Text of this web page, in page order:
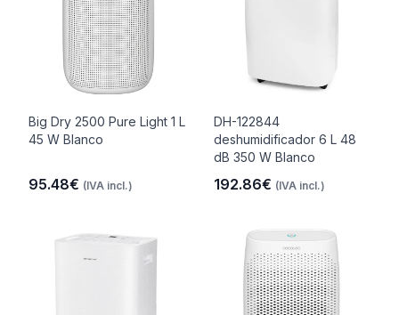
Big Dry 2500 Pure Light 1 L
45 W Blanco
95.48€ (IVA incl.)
DH-122844
deshumidificador 6 L 48
dB 350 W Blanco
192.86€ (IVA incl.)